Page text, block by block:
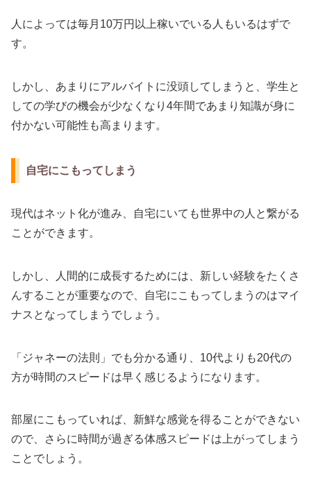
人によっては毎月10万円以上稼いでいる人もいるはずで
す。
しかし、あまりにアルバイトに没頭してしまうと、学生と
しての学びの機会が少なくなり4年間であまり知識が身に
付かない可能性も高まります。
自宅にこもってしまう
現代はネット化が進み、自宅にいても世界中の人と繋がる
ことができます。
しかし、人間的に成長するためには、新しい経験をたくさ
んすることが重要なので、自宅にこもってしまうのはマイ
ナスとなってしまうでしょう。
「ジャネーの法則」でも分かる通り、10代よりも20代の
方が時間のスピードは早く感じるようになります。
部屋にこもっていれば、新鮮な感覚を得ることができない
ので、さらに時間が過ぎる体感スピードは上がってしまう
ことでしょう。